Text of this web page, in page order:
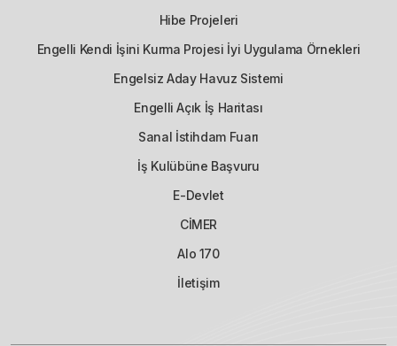
Hibe Projeleri
Engelli Kendi İşini Kurma Projesi İyi Uygulama Örnekleri
Engelsiz Aday Havuz Sistemi
Engelli Açık İş Haritası
Sanal İstihdam Fuarı
İş Kulübüne Başvuru
E-Devlet
CİMER
Alo 170
İletişim